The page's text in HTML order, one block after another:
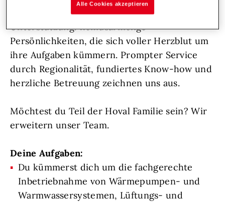
Wir wachsen weiter und suchen
Unterstützung: hemdsärmelige
Persönlichkeiten, die sich voller Herzblut um
ihre Aufgaben kümmern. Prompter Service
durch Regionalität, fundiertes Know-how und
herzliche Betreuung zeichnen uns aus.
Möchtest du Teil der Hoval Familie sein? Wir
erweitern unser Team.
Deine Aufgaben:
Du kümmerst dich um die fachgerechte
Inbetriebnahme von Wärmepumpen- und
Warmwassersystemen, Lüftungs- und
Alle Cookies akzeptieren